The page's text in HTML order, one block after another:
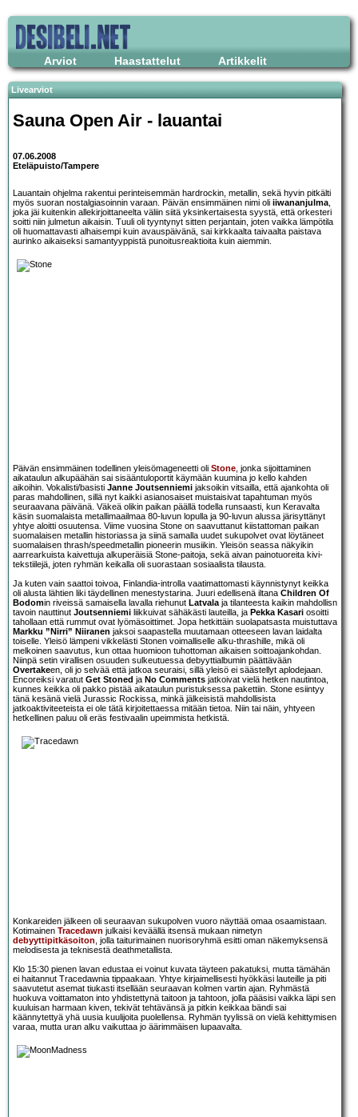
Arviot Haastattelut Artikkelit
Livearviot
Sauna Open Air - lauantai
07.06.2008
Eteläpuisto/Tampere
Lauantain ohjelma rakentui perinteisemmän hardrockin, metallin, sekä hyvin pitkälti
myös suoran nostalgiasoinnin varaan. Päivän ensimmäinen nimi oli iiwananjulma,
joka jäi kuitenkin allekirjoittaneelta väliin siitä yksinkertaisesta syystä, että orkesteri
soitti niin julmetun aikaisin. Tuuli oli tyyntynyt sitten perjantain, joten vaikka lämpötila
oli huomattavasti alhaisempi kuin avauspäivänä, sai kirkkaalta taivaalta paistava
aurinko aikaiseksi samantyyppistä punoitusreaktioita kuin aiemmin.
Päivän ensimmäinen todellinen yleisömageneetti oli Stone, jonka sijoittaminen
aikataulun alkupäähän sai sisääntuloportit käymään kuumina jo kello kahden
aikoihin. Vokalisti/basisti Janne Joutsenniemi jaksoikin vitsailla, että ajankohta oli
paras mahdollinen, sillä nyt kaikki asianosaiset muistaisivat tapahtuman myös
seuraavana päivänä. Väkeä olikin paikan päällä todella runsaasti, kun Keravalta
käsin suomalaista metallimaailmaa 80-luvun lopulla ja 90-luvun alussa järisyttänyt
yhtye aloitti osuutensa. Viime vuosina Stone on saavuttanut kiistattoman paikan
suomalaisen metallin historiassa ja siinä samalla uudet sukupolvet ovat löytäneet
suomalaisen thrash/speedmetallin pioneerin musiikin. Yleisön seassa näkyikin
aarrearkuista kaivettuja alkuperäisiä Stone-paitoja, sekä aivan painotuoreita kivi-
tekstiilejä, joten ryhmän keikalla oli suorastaan sosiaalista tilausta.
Ja kuten vain saattoi toivoa, Finlandia-introlla vaatimattomasti käynnistynyt keikka
oli alusta lähtien liki täydellinen menestystarina. Juuri edellisenä iltana Children Of
Bodomin riveissä samaisella lavalla riehunut Latvalaja tilanteesta kaikin mahdollisn
tavoin nauttinut Joutsenniemi liikkuivat sähäkästi lauteilla, ja Pekka Kasari osoitti
tahollaan että rummut ovat lyömäsoittimet. Jopa hetkittäin suolapatsasta muistuttava
Markku ”Nirri” Niiranen jaksoi saapastella muutamaan otteeseen lavan laidalta
toiselle. Yleisö lämpeni vikkelästi Stonen voimalliselle alku-thrashille, mikä oli
melkoinen saavutus, kun ottaa huomioon tuhottoman aikaisen soittoajankohdan.
Niinpä setin virallisen osuuden sulkeutuessa debyyttialbumin päättävään
Overtakeen, oli jo selvää että jatkoa seuraisi, sillä yleisö ei säästellyt aplodejaan.
Encoreiksi varatut Get Stoned ja No Comments jatkoivat vielä hetken nautintoa,
kunnes keikka oli pakko pistää aikataulun puristuksessa pakettiin. Stone esiintyy
tänä kesänä vielä Jurassic Rockissa, minkä jälkeisistä mahdollisista
jatkoaktiviteeteista ei ole tätä kirjoitettaessa mitään tietoa. Niin tai näin, yhtyeen
hetkellinen paluu oli eräs festivaalin upeimmista hetkistä.
Konkareiden jälkeen oli seuraavan sukupolven vuoro näyttää omaa osaamistaan.
Kotimainen Tracedawn julkaisi keväällä itsensä mukaan nimetyn
debyyttipitkäsoiton, jolla taiturimainen nuorisoryhmä esitti oman näkemyksensä
melodisesta ja teknisestä deathmetallista.
Klo 15:30 pienen lavan edustaa ei voinut kuvata täyteen pakatuksi, mutta tämähän
ei haitannut Tracedawnia tippaakaan. Yhtye kirjaimellisesti hyökkäsi lauteille ja piti
saavutetut asemat tiukasti itsellään seuraavan kolmen vartin ajan. Ryhmästä
huokuva voittamaton into yhdistettynä taitoon ja tahtoon, jolla pääsisi vaikka läpi sen
kuuluisan harmaan kiven, tekivät tehtävänsä ja pitkin keikkaa bändi sai
käännytettyä yhä uusia kuulijoita puolellensa. Ryhmän tyylissä on vielä kehittymisen
varaa, mutta uran alku vaikuttaa jo äärimmäisen lupaavalta.